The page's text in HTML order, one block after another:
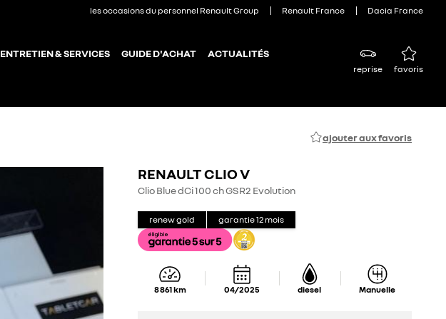
les occasions du personnel Renault Group Renault France Dacia France
ENTRETIEN & SERVICES GUIDE D'ACHAT ACTUALITÉS
reprise favoris
ajouter aux favoris
RENAULT CLIO V
Clio Blue dCi 100 ch GSR2 Evolution
renew gold garantie12 mois
8 861km 04/2025 diesel Manuelle